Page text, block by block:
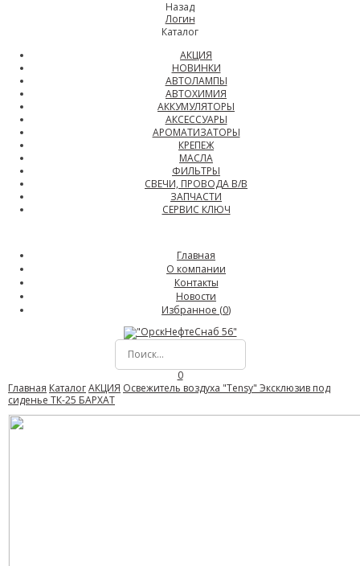
Назад
Логин
Каталог
АКЦИЯ
НОВИНКИ
АВТОЛАМПЫ
АВТОХИМИЯ
АККУМУЛЯТОРЫ
АКСЕССУАРЫ
АРОМАТИЗАТОРЫ
КРЕПЕЖ
МАСЛА
ФИЛЬТРЫ
СВЕЧИ, ПРОВОДА В/В
ЗАПЧАСТИ
СЕРВИС КЛЮЧ
Главная
О компании
Контакты
Новости
Избранное (0)
0
Главная КаталогАКЦИЯ Освежитель воздуха "Tensy" Эксклюзив под
сиденье ТК-25 БАРХАТ